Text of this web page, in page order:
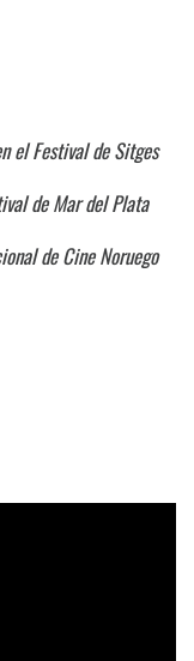
el Festival de Sitges
de Mar del Plata
de Cine Noruego